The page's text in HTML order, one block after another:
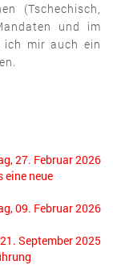
(Tschechisch,
und im
ich mir auch ein
27. Februar 2026
neue
09. Februar 2026
September 2025